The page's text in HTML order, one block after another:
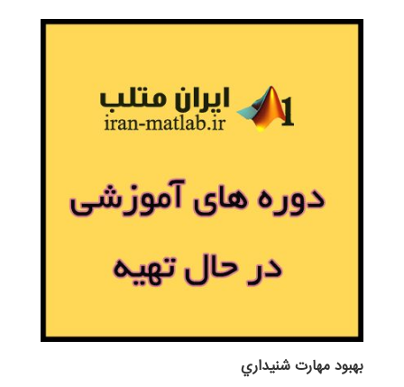
بهبود مهارت شنيداري